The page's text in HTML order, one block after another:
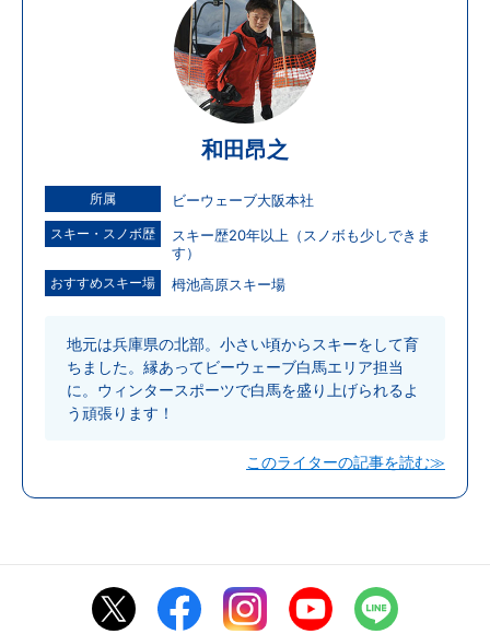
和田昂之
所属 ビーウェーブ大阪本社
スキー・スノボ歴
スキー歴20年以上（スノボも少しできま
す）
おすすめスキー場 栂池高原スキー場
地元は兵庫県の北部。小さい頃からスキーをして育
ちました。縁あってビーウェーブ白馬エリア担当
に。ウィンタースポーツで白馬を盛り上げられるよ
う頑張ります！
このライターの記事を読む≫